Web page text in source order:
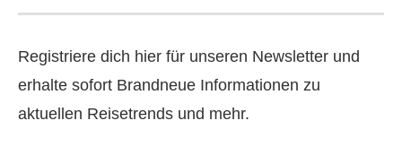
Registriere dich hier für unseren Newsletter und
erhalte sofort Brandneue Informationen zu
aktuellen Reisetrends und mehr.